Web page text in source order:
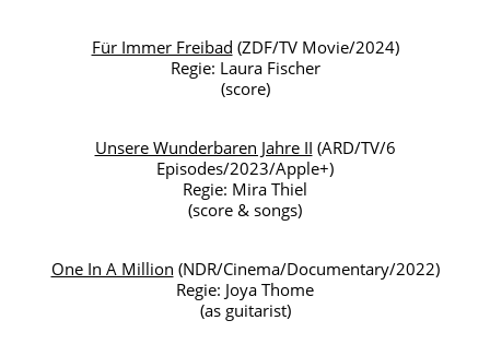
Für Immer Freibad (ZDF/TV Movie/2024)
Regie: Laura Fischer
(score)
Unsere Wunderbaren Jahre II (ARD/TV/6
Episodes/2023/Apple+)
Regie: Mira Thiel
(score & songs)
One In A Million (NDR/Cinema/Documentary/2022)
Regie: Joya Thome
(as guitarist)